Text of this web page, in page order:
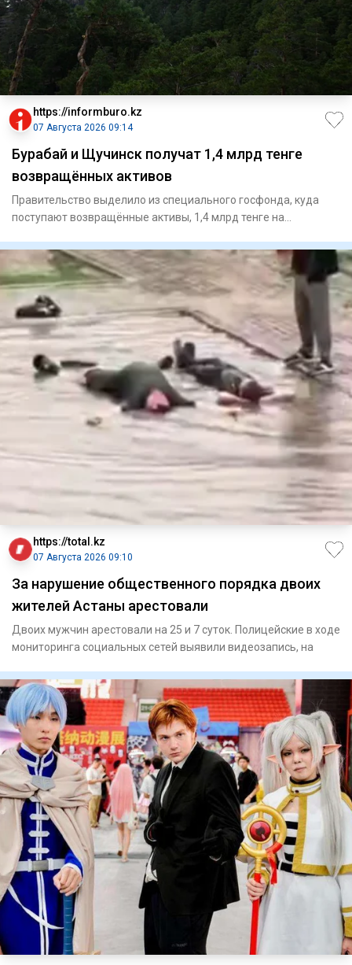
https://informburo.kz
07 Августа 2026 09:14
Бурабай и Щучинск получат 1,4 млрд тенге
возвращённых активов
Правительство выделило из специального госфонда, куда
поступают возвращённые активы, 1,4 млрд тенге на
https://total.kz
07 Августа 2026 09:10
За нарушение общественного порядка двоих
жителей Астаны арестовали
Двоих мужчин арестовали на 25 и 7 суток. Полицейские в ходе
мониторинга социальных сетей выявили видеозапись, на